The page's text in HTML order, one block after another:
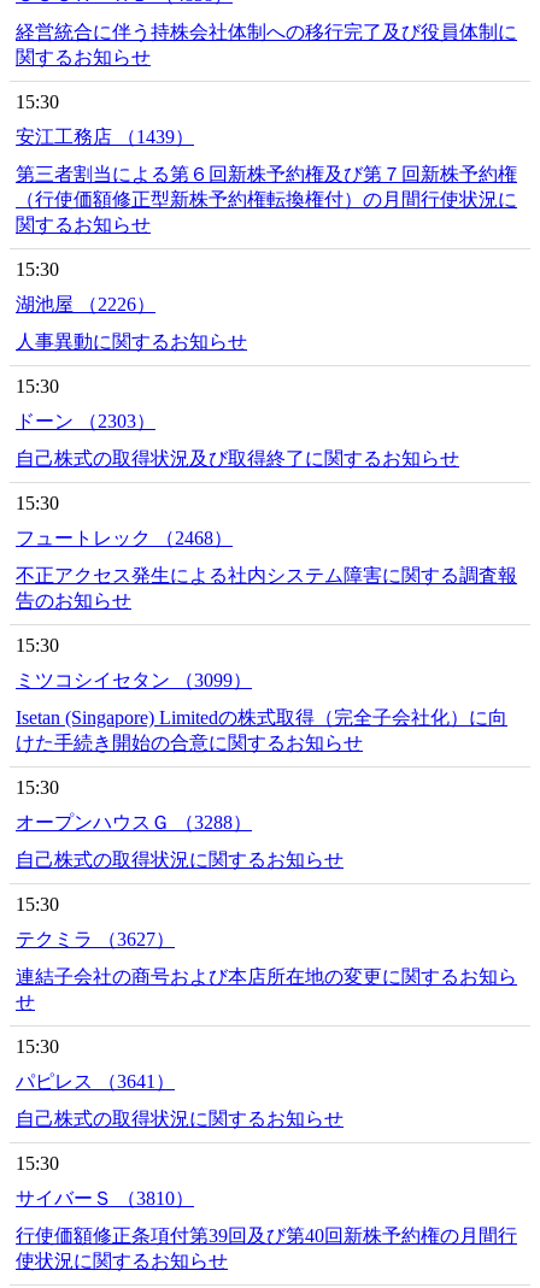
経営統合に伴う持株会社体制への移行完了及び役員体制に
関するお知らせ
15:30
安江工務店 （1439）
第三者割当による第６回新株予約権及び第７回新株予約権
（行使価額修正型新株予約権転換権付）の月間行使状況に
関するお知らせ
15:30
湖池屋 （2226）
人事異動に関するお知らせ
15:30
ドーン （2303）
自己株式の取得状況及び取得終了に関するお知らせ
15:30
フュートレック （2468）
不正アクセス発生による社内システム障害に関する調査報
告のお知らせ
15:30
ミツコシイセタン （3099）
Isetan (Singapore) Limitedの株式取得（完全子会社化）に向
けた手続き開始の合意に関するお知らせ
15:30
オープンハウスＧ （3288）
自己株式の取得状況に関するお知らせ
15:30
テクミラ （3627）
連結子会社の商号および本店所在地の変更に関するお知ら
せ
15:30
パピレス （3641）
自己株式の取得状況に関するお知らせ
15:30
サイバーＳ （3810）
行使価額修正条項付第39回及び第40回新株予約権の月間行
使状況に関するお知らせ